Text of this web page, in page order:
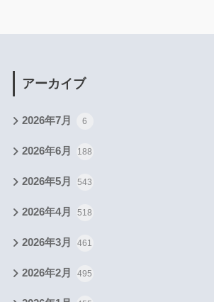
アーカイブ
2026年7月 6
2026年6月 188
2026年5月 543
2026年4月 518
2026年3月 461
2026年2月 495